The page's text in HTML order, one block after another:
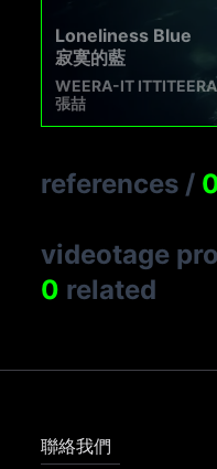
Loneliness Blue
寂寞的藍
WEERA-IT
張喆
references /
videotage
0 related
聯絡我們